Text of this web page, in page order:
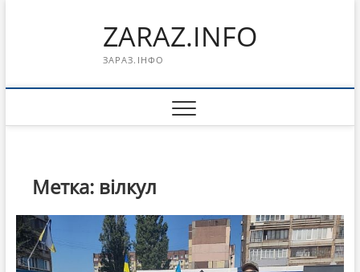
ZARAZ.INFO
ЗАРАЗ.ІНФО
Метка: вілкул